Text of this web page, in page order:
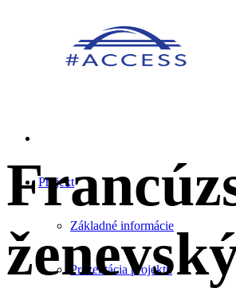
Projekt
Základné informácie
Prezentácia projektu